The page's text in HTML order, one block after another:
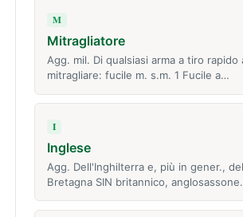
M
Mitragliatore
Agg. mil. Di qualsiasi arma a tiro rapido
mitragliare: fucile m. s.m. 1 Fucile a…
I
Inglese
Agg. Dell'Inghilterra e, più in gener.,
Bretagna SIN britannico,